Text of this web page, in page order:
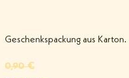
Geschenkspackung aus
0,90€